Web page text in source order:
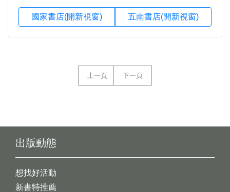
國家書店(開新視窗) 五南書店(開新視窗)
上一頁 下一頁
出版動態
想找好活動
新書特推薦